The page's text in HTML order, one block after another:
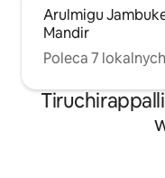
Arulmigu
Mandir
Poleca 7